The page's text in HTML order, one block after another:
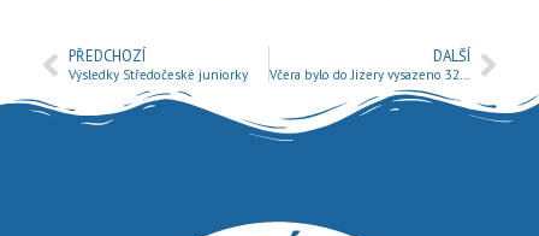
PŘEDCHOZÍ
Výsledky Středočeské juniorky
DALŠÍ
Včera bylo do Jizery vysazeno 3200 ks Mníka jednovousého.